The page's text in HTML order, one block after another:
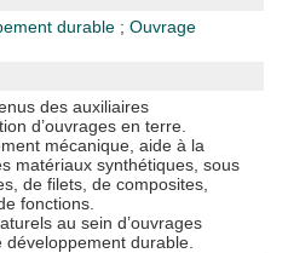
durable ;Ouvrage
des auxiliaires
d’ouvrages en terre.
mécanique, aide à la
matériaux synthétiques, sous
de filets, de composites,
fonctions.
au sein d’ouvrages
durable.